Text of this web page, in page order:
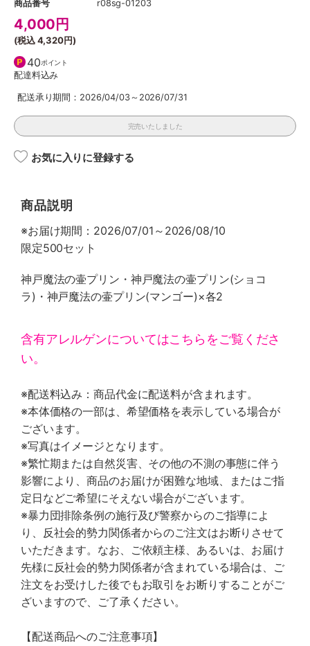
商品番号
r08sg-01203
4,000 円
(税込4,320円)
40ポイント
配達料込み
配送承り期間：2026/04/03～2026/07/31
完売いたしました
お気に入りに登録する
商品説明
※お届け期間：2026/07/01～2026/08/10
限定500セット
神戸魔法の壷プリン・神戸魔法の壷プリン(ショコ
ラ)・神戸魔法の壷プリン(マンゴー)×各2
含有アレルゲンについてはこちらをご覧くださ
い。
※配送料込み：商品代金に配送料が含まれます。
※本体価格の一部は、希望価格を表示している場合が
ございます。
※写真はイメージとなります。
※繁忙期または自然災害、その他の不測の事態に伴う
影響により、商品のお届けが困難な地域、またはご指
定日などご希望にそえない場合がございます。
※暴力団排除条例の施行及び警察からのご指導によ
り、反社会的勢力関係者からのご注文はお断りさせて
いただきます。なお、ご依頼主様、あるいは、お届け
先様に反社会的勢力関係者が含まれている場合は、ご
注文をお受けした後でもお取引をお断りすることがご
ざいますので、ご了承ください。
【配送商品へのご注意事項】